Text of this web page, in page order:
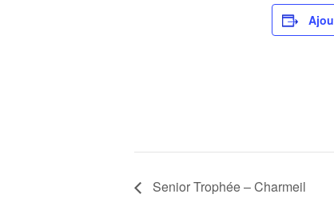
Senior Trophée – Charmeil